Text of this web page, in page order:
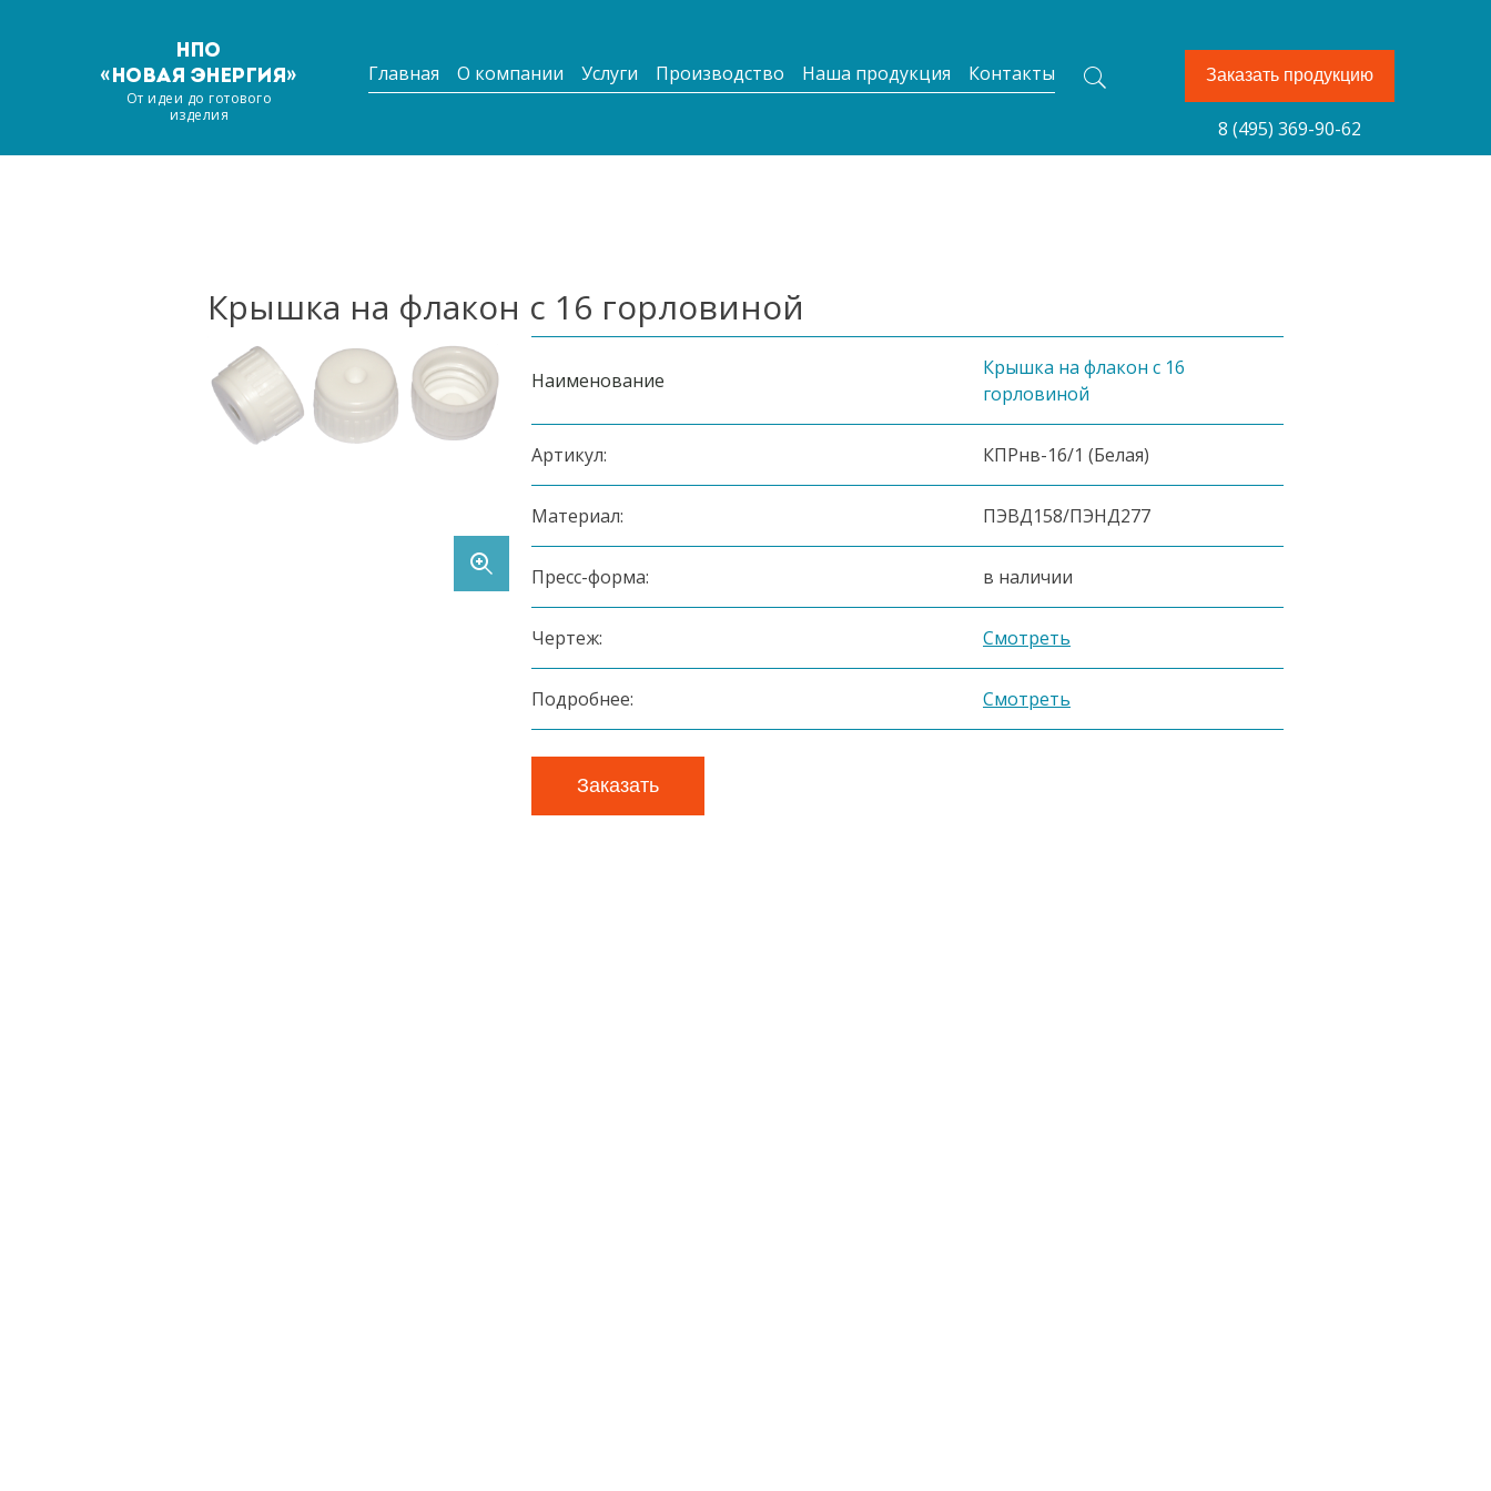
НПО
«НОВАЯ ЭНЕРГИЯ»
От идеи до готового
изделия
Главная О компании Услуги Производство Наша продукция Контакты Заказать продукцию
8 (495) 369-90-62
Крышка на флакон с 16 горловиной
Наименование
Крышка на флакон с 16
горловиной
Артикул: КПРнв-16/1 (Белая)
Материал: ПЭВД158/ПЭНД277
Пресс-форма: в наличии
Чертеж: Смотреть
Подробнее: Смотреть
Заказать